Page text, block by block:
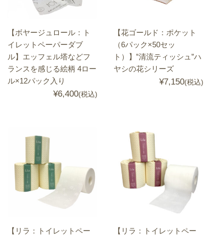
【ボヤージュロール：ト
イレットペーパーダブ
ル】エッフェル塔などフ
ランスを感じる絵柄 4ロー
ル×12パック入り
¥6,400(税込)
【花ゴールド：ポケット
（6パック×50セッ
ト）】‟清流ティッシュ”ハ
ヤシの花シリーズ
¥7,150(税込)
【リラ：トイレットペー
【リラ：トイレットペー